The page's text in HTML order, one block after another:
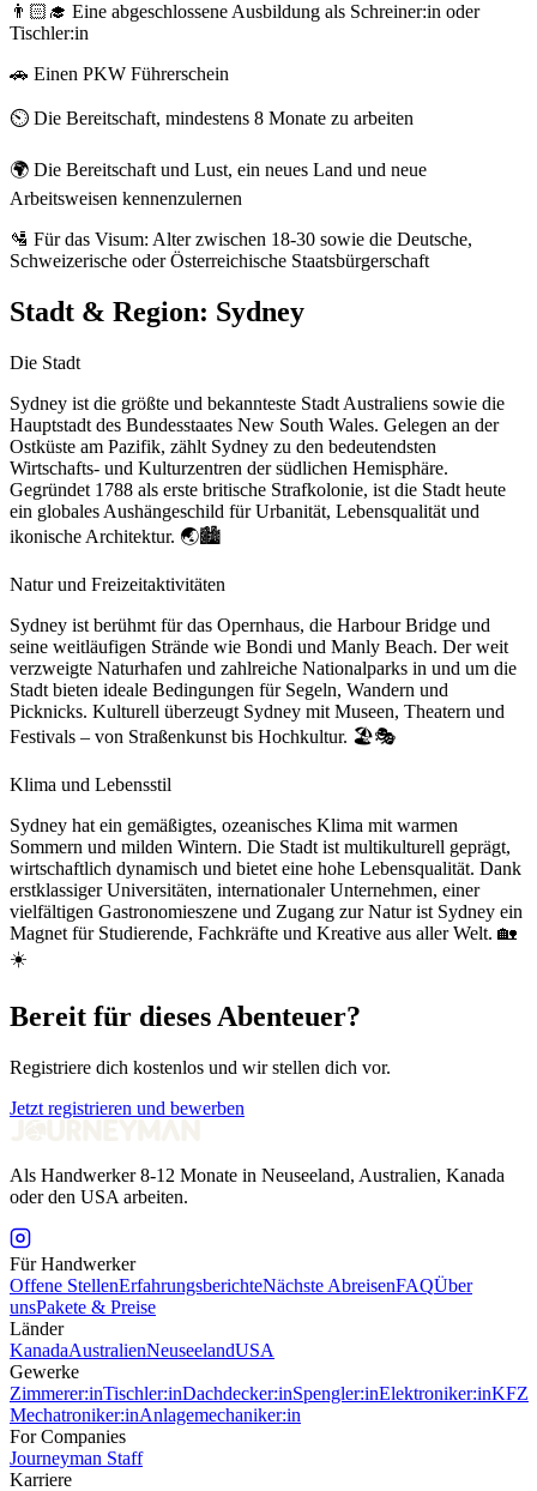
👨🏻‍🎓 Eine abgeschlossene Ausbildung als Schreiner:in oder
Tischler:in
🚗 Einen PKW Führerschein
⏲️ Die Bereitschaft, mindestens 8 Monate zu arbeiten
🌍 Die Bereitschaft und Lust, ein neues Land und neue
Arbeitsweisen kennenzulernen
🛂 Für das Visum: Alter zwischen 18-30 sowie die Deutsche,
Schweizerische oder Österreichische Staatsbürgerschaft
Stadt & Region: Sydney
Die Stadt
Sydney ist die größte und bekannteste Stadt Australiens sowie die
Hauptstadt des Bundesstaates New South Wales. Gelegen an der
Ostküste am Pazifik, zählt Sydney zu den bedeutendsten
Wirtschafts- und Kulturzentren der südlichen Hemisphäre.
Gegründet 1788 als erste britische Strafkolonie, ist die Stadt heute
ein globales Aushängeschild für Urbanität, Lebensqualität und
ikonische Architektur. 🌏🏙️
Natur und Freizeitaktivitäten
Sydney ist berühmt für das Opernhaus, die Harbour Bridge und
seine weitläufigen Strände wie Bondi und Manly Beach. Der weit
verzweigte Naturhafen und zahlreiche Nationalparks in und um die
Stadt bieten ideale Bedingungen für Segeln, Wandern und
Picknicks. Kulturell überzeugt Sydney mit Museen, Theatern und
Festivals – von Straßenkunst bis Hochkultur. 🏖️🎭
Klima und Lebensstil
Sydney hat ein gemäßigtes, ozeanisches Klima mit warmen
Sommern und milden Wintern. Die Stadt ist multikulturell geprägt,
wirtschaftlich dynamisch und bietet eine hohe Lebensqualität. Dank
erstklassiger Universitäten, internationaler Unternehmen, einer
vielfältigen Gastronomieszene und Zugang zur Natur ist Sydney ein
Magnet für Studierende, Fachkräfte und Kreative aus aller Welt. 🏡
☀️
Bereit für dieses Abenteuer?
Registriere dich kostenlos und wir stellen dich vor.
Jetzt registrieren und bewerben
Als Handwerker 8-12 Monate in Neuseeland, Australien, Kanada
oder den USA arbeiten.
Für Handwerker
Offene StellenErfahrungsberichteNächste AbreisenFAQÜber
unsPakete & Preise
Länder
KanadaAustralienNeuseelandUSA
Gewerke
Zimmerer:inTischler:inDachdecker:inSpengler:inElektroniker:inKFZ
Mechatroniker:inAnlagemechaniker:in
For Companies
Journeyman Staff
Karriere